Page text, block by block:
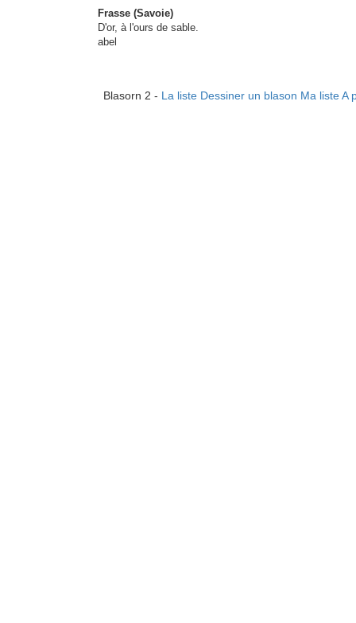
Frasse (Savoie)
D'or, à l'ours de sable.
abel
Blasorn 2 - La liste Dessiner un blason Ma listeA